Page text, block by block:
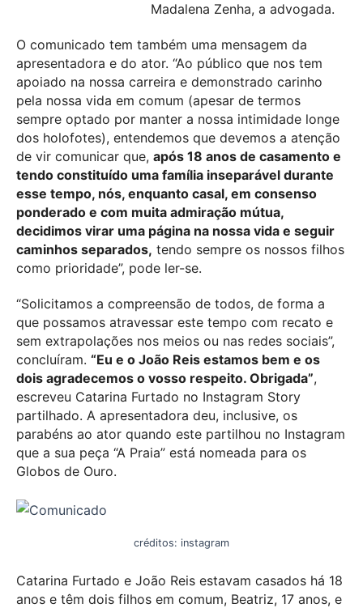
Madalena Zenha, a advogada.
O comunicado tem também uma mensagem da
apresentadora e do ator. “Ao público que nos tem
apoiado na nossa carreira e demonstrado carinho
pela nossa vida em comum (apesar de termos
sempre optado por manter a nossa intimidade longe
dos holofotes), entendemos que devemos a atenção
de vir comunicar que, após 18 anos de casamento e
tendo constituído uma família inseparável durante
esse tempo, nós, enquanto casal, em consenso
ponderado e com muita admiração mútua,
decidimos virar uma página na nossa vida e seguir
caminhos separados, tendo sempre os nossos filhos
como prioridade”, pode ler-se.
“Solicitamos a compreensão de todos, de forma a
que possamos atravessar este tempo com recato e
sem extrapolações nos meios ou nas redes sociais”,
concluíram. “Eu e o João Reis estamos bem e os
dois agradecemos o vosso respeito. Obrigada”,
escreveu Catarina Furtado no Instagram Story
partilhado. A apresentadora deu, inclusive, os
parabéns ao ator quando este partilhou no Instagram
que a sua peça “A Praia” está nomeada para os
Globos de Ouro.
créditos: instagram
Catarina Furtado e João Reis estavam casados há 18
anos e têm dois filhos em comum, Beatriz, 17 anos, e